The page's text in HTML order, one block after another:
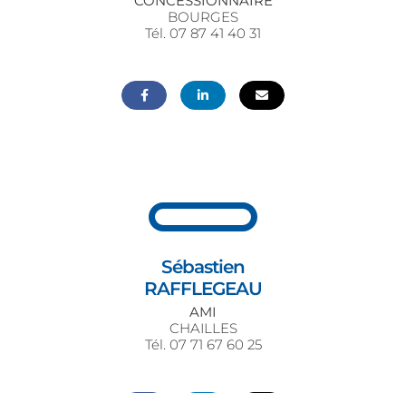
BOURGES
Tél. 07 87 41 40 31
Sébastien
RAFFLEGEAU
AMI
CHAILLES
Tél. 07 71 67 60 25